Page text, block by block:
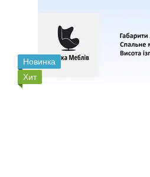
Новинка
Хит